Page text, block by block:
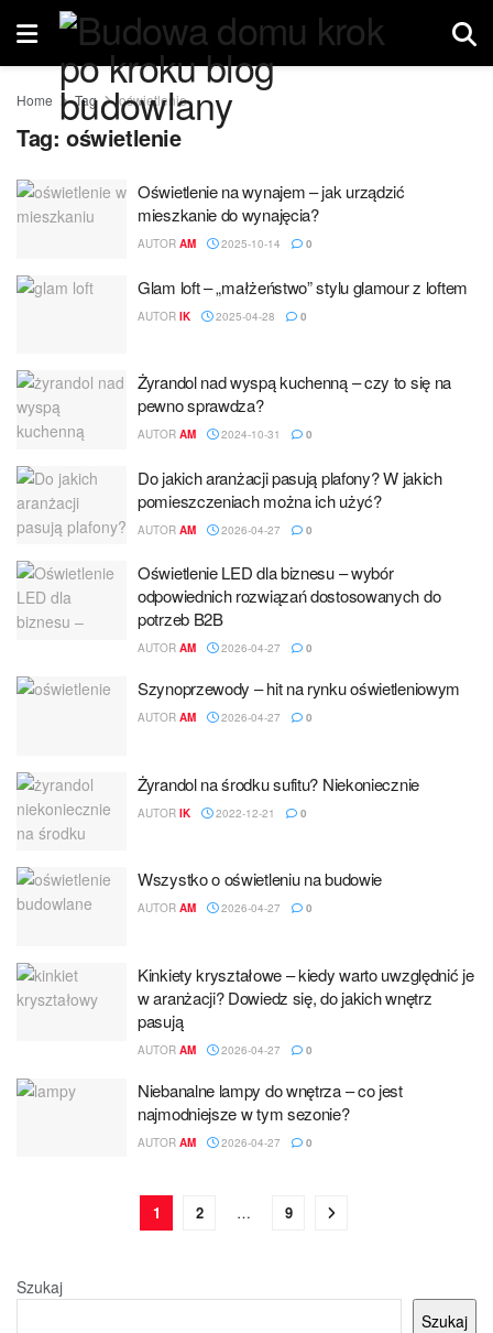
Home Tag oświetlenie
Tag: oświetlenie
Oświetlenie na wynajem – jak urządzić
mieszkanie do wynajęcia?
AUTOR AM 2025-10-14 0
Glam loft – „małżeństwo” stylu glamour z loftem
AUTOR IK 2025-04-28 0
Żyrandol nad wyspą kuchenną – czy to się na
pewno sprawdza?
AUTOR AM 2024-10-31 0
Do jakich aranżacji pasują plafony? W jakich
pomieszczeniach można ich użyć?
AUTOR AM 2026-04-27 0
Oświetlenie LED dla biznesu – wybór
odpowiednich rozwiązań dostosowanych do
potrzeb B2B
AUTOR AM 2026-04-27 0
Szynoprzewody – hit na rynku oświetleniowym
AUTOR AM 2026-04-27 0
Żyrandol na środku sufitu? Niekoniecznie
AUTOR IK 2022-12-21 0
Wszystko o oświetleniu na budowie
AUTOR AM 2026-04-27 0
Kinkiety kryształowe – kiedy warto uwzględnić je
w aranżacji? Dowiedz się, do jakich wnętrz
pasują
AUTOR AM 2026-04-27 0
Niebanalne lampy do wnętrza – co jest
najmodniejsze w tym sezonie?
AUTOR AM 2026-04-27 0
1 2 … 9
Szukaj
Szukaj